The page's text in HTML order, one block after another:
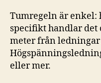
Tumregeln är enkel:
specifikt handlar
meter från
eller mer.